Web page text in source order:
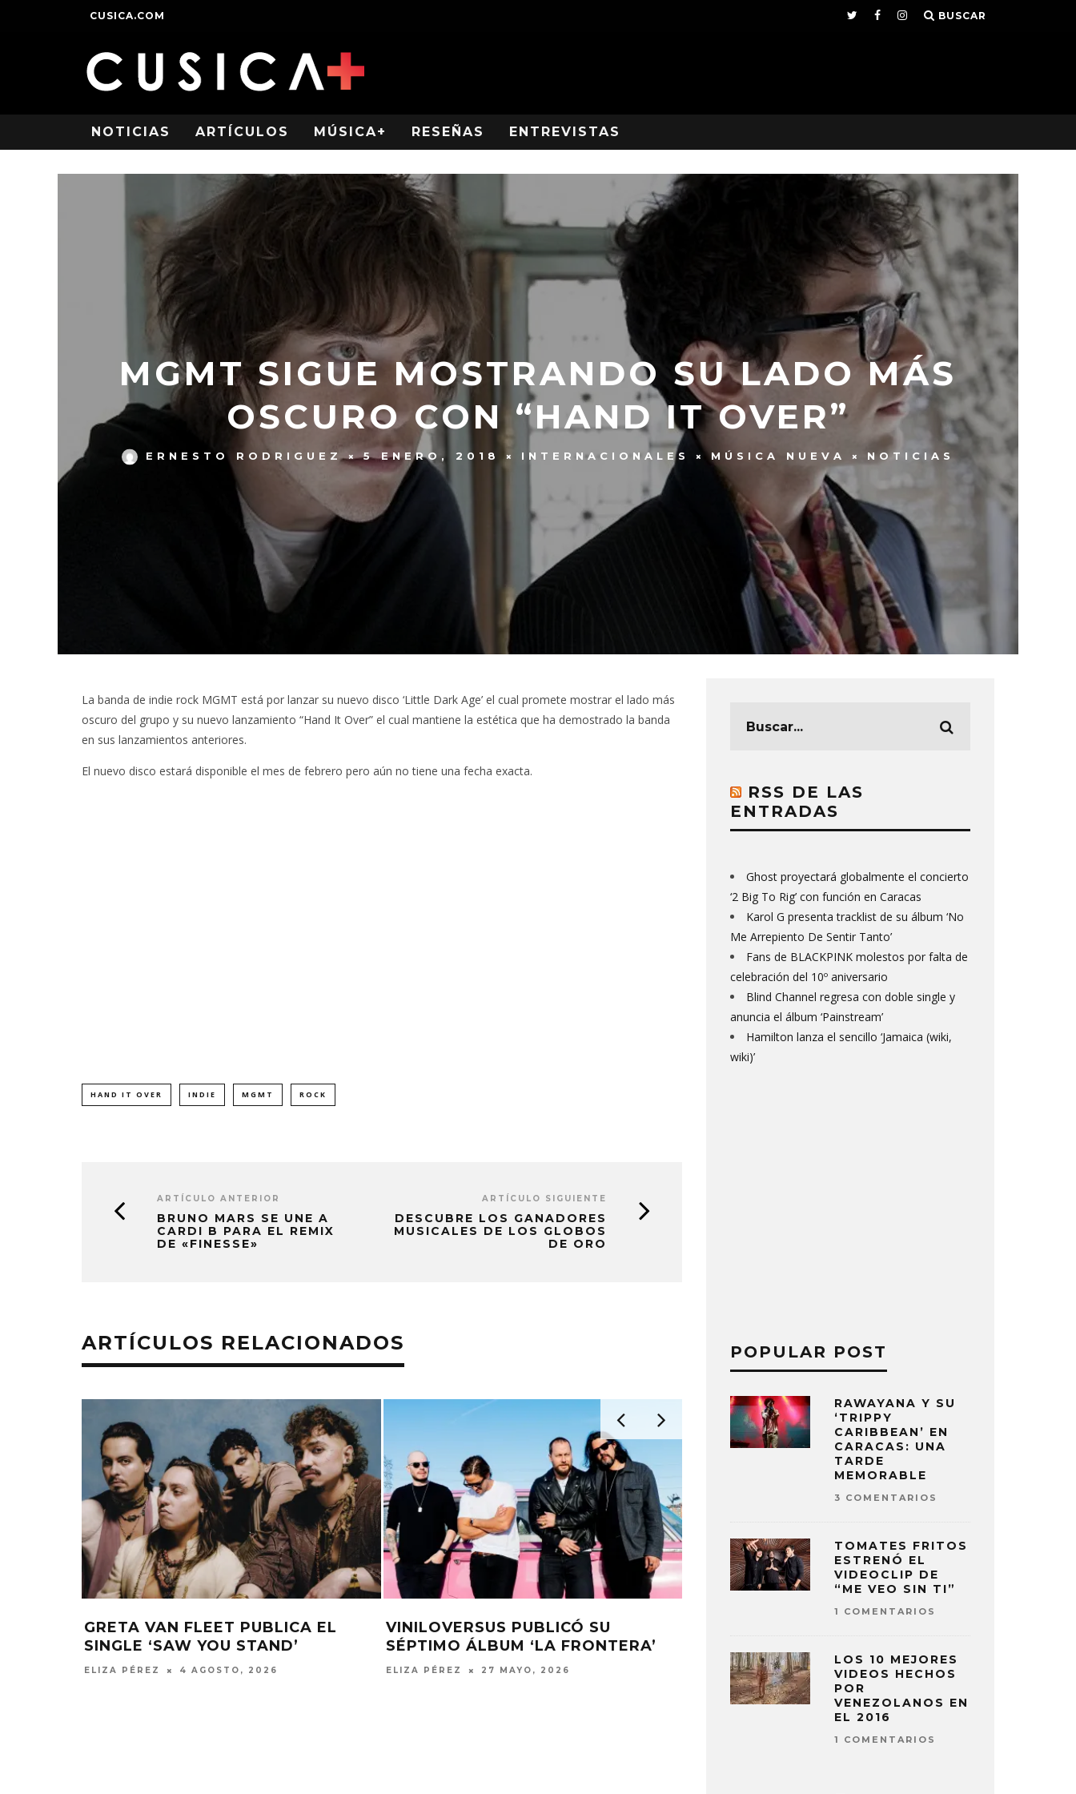
CUSICA.COM BUSCAR
NOTICIAS ARTÍCULOS MÚSICA+ RESEÑAS ENTREVISTAS
MGMT SIGUE MOSTRANDO SU LADO MÁS
OSCURO CON “HAND IT OVER”
ERNESTO RODRIGUEZ 5 ENERO, 2018 INTERNACIONALES MÚSICA NUEVA NOTICIAS
La banda de indie rock MGMT está por lanzar su nuevo disco ‘Little Dark Age’ el cual promete mostrar el lado más
oscuro del grupo y su nuevo lanzamiento “Hand It Over” el cual mantiene la estética que ha demostrado la banda
en sus lanzamientos anteriores.
El nuevo disco estará disponible el mes de febrero pero aún no tiene una fecha exacta.
HAND IT OVER INDIE MGMT ROCK
ARTÍCULO ANTERIOR
BRUNO MARS SE UNE A
CARDI B PARA EL REMIX
DE «FINESSE»
ARTÍCULO SIGUIENTE
DESCUBRE LOS GANADORES
MUSICALES DE LOS GLOBOS
DE ORO
ARTÍCULOS RELACIONADOS
GRETA VAN FLEET PUBLICA EL
SINGLE ‘SAW YOU STAND’
ELIZA PÉREZ 4 AGOSTO, 2026
VINILOVERSUS PUBLICÓ SU
SÉPTIMO ÁLBUM ‘LA FRONTERA’
ELIZA PÉREZ 27 MAYO, 2026 ELIZA PÉREZ 27 MAYO, 2026
RSS DE LAS
ENTRADAS
Ghost proyectará globalmente el concierto
‘2 Big To Rig’ con función en Caracas
Karol G presenta tracklist de su álbum ‘No
Me Arrepiento De Sentir Tanto’
Fans de BLACKPINK molestos por falta de
celebración del 10º aniversario
Blind Channel regresa con doble single y
anuncia el álbum ‘Painstream’
Hamilton lanza el sencillo ‘Jamaica (wiki,
wiki)’
POPULAR POST
RAWAYANA Y SU
‘TRIPPY
CARIBBEAN’ EN
CARACAS: UNA
TARDE
MEMORABLE
3 COMENTARIOS
TOMATES FRITOS
ESTRENÓ EL
VIDEOCLIP DE
“ME VEO SIN TI”
1 COMENTARIOS
LOS 10 MEJORES
VIDEOS HECHOS
POR
VENEZOLANOS EN
EL 2016
1 COMENTARIOS